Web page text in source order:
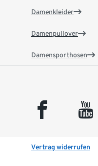
Damenkleider
Damenpullover
Damensporthosen
facebook youtube
Vertrag widerrufen